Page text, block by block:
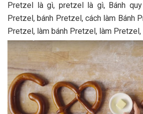
Pretzel là gì, pretzel là gì, Bánh
Pretzel, bánh Pretzel, cách làm Bánh
Pretzel, làm bánh Pretzel, làm Pretzel,